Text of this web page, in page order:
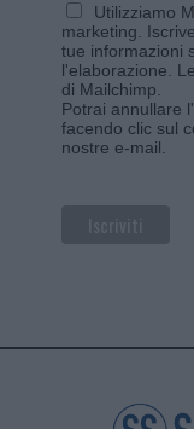
Utilizziamo
marketing.
tue informazioni
l'elaborazione.
di Mailchimp
Potrai annullare
facendo clic sul
nostre e-mail.